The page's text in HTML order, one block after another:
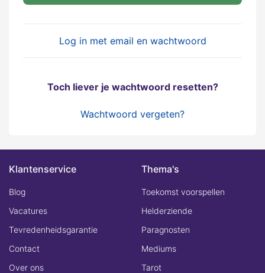
Log in met email en wachtwoord
Toch liever je wachtwoord resetten?
Wachtwoord vergeten?
Klantenservice
Blog
Vacatures
Tevredenheidsgarantie
Contact
Over ons
Thema's
Toekomst voorspellen
Helderziende
Paragnosten
Mediums
Tarot